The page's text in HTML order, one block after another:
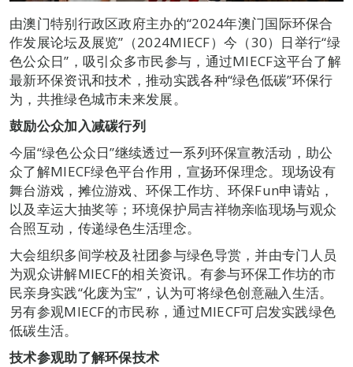
由澳门特别行政区政府主办的“2024年澳门国际环保合
作发展论坛及展览”（2024MIECF）今（30）日举行“绿
色公众日”，吸引众多市民参与，通过MIECF这平台了解
最新环保资讯和技术，推动实践各种“绿色低碳”环保行
为，共推绿色城市未来发展。
鼓励公众加入减碳行列
今届“绿色公众日”继续透过一系列环保宣教活动，助公
众了解MIECF绿色平台作用，宣扬环保理念。现场设有
舞台游戏，摊位游戏、环保工作坊、环保Fun申请站，
以及幸运大抽奖等；环境保护局吉祥物亲临现场与观众
合照互动，传递绿色生活理念。
大会组织多间学校及社团参与绿色导赏，并由专门人员
为观众讲解MIECF的相关资讯。有参与环保工作坊的市
民亲身实践“化废为宝”，认为可将绿色创意融入生活。
另有参观MIECF的市民称，通过MIECF可启发实践绿色
低碳生活。
技术参观助了解环保技术